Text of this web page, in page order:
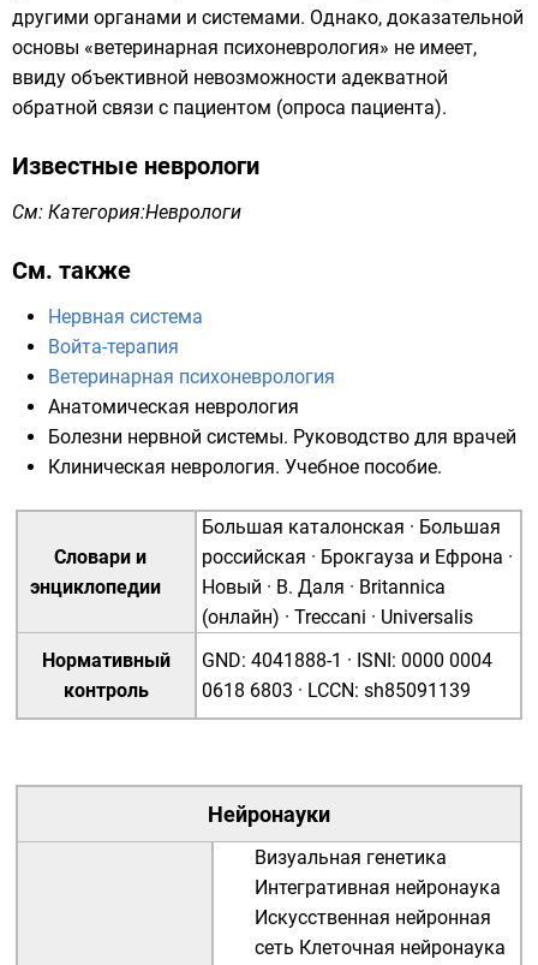
другими органами и системами. Однако, доказательной
основы «ветеринарная психоневрология» не имеет,
ввиду объективной невозможности адекватной
обратной связи с пациентом (опроса пациента).
Известные неврологи
См: Категория:Неврологи
См. также
Нервная система
Войта-терапия
Ветеринарная психоневрология
Анатомическая неврология
Болезни нервной системы. Руководство для врачей
Клиническая неврология. Учебное пособие.
Словари и
энциклопедии
Большая каталонская · Большая
российская · Брокгауза и Ефрона ·
Новый · В. Даля · Britannica
(онлайн) · Treccani · Universalis
Нормативный
контроль
GND: 4041888-1 · ISNI: 0000 0004
0618 6803 · LCCN: sh85091139
Нейронауки
Визуальная генетика
Интегративная нейронаука
Искусственная нейронная
сеть Клеточная нейронаука